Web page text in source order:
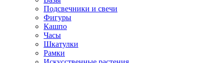
Подсвечники и свечи
Фигуры
Кашпо
Часы
Шкатулки
Рамки